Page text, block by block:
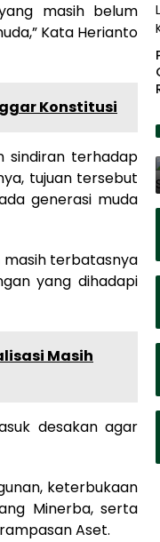
masih belum
Kata Herianto
Konstitusi
sindiran terhadap
tujuan tersebut
generasi muda
masih terbatasnya
yang dihadapi
Masih
desakan agar
keterbukaan
Minerba, serta
Aset.